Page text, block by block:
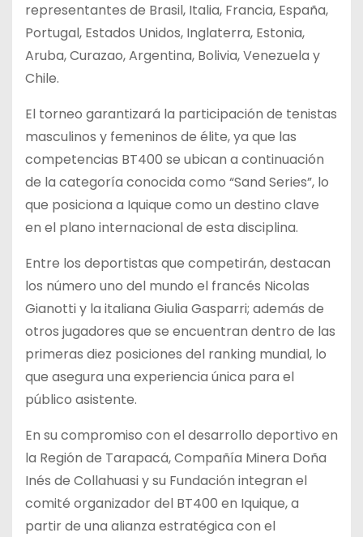
representantes de Brasil, Italia, Francia, España,
Portugal, Estados Unidos, Inglaterra, Estonia,
Aruba, Curazao, Argentina, Bolivia, Venezuela y
Chile.
El torneo garantizará la participación de tenistas
masculinos y femeninos de élite, ya que las
competencias BT400 se ubican a continuación
de la categoría conocida como “Sand Series”, lo
que posiciona a Iquique como un destino clave
en el plano internacional de esta disciplina.
Entre los deportistas que competirán, destacan
los número uno del mundo el francés Nicolas
Gianotti y la italiana Giulia Gasparri; además de
otros jugadores que se encuentran dentro de las
primeras diez posiciones del ranking mundial, lo
que asegura una experiencia única para el
público asistente.
En su compromiso con el desarrollo deportivo en
la Región de Tarapacá, Compañía Minera Doña
Inés de Collahuasi y su Fundación integran el
comité organizador del BT400 en Iquique, a
partir de una alianza estratégica con el